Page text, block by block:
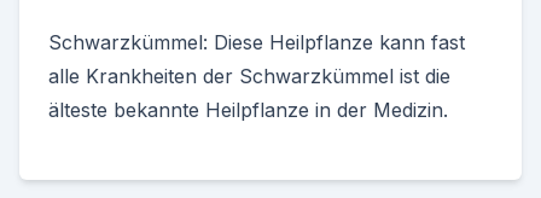
Schwarzkümmel: Diese Heilpflanze kann fast
alle Krankheiten der Schwarzkümmel ist die
älteste bekannte Heilpflanze in der Medizin.